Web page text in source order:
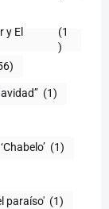
y El
(1
)
(1)
‘Chabelo’ (1)
paraíso' (1)